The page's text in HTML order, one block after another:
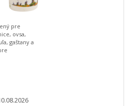
pre
ovsa,
gaštany a